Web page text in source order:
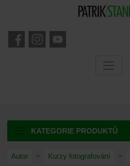
Autor Kurzy fotografování
KATEGORIE PRODUKTŮ